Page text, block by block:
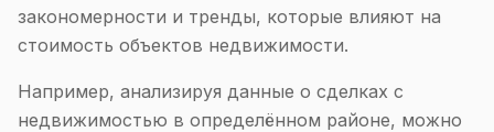
закономерности и тренды, которые влияют на
стоимость объектов недвижимости.
Например, анализируя данные о сделках с
недвижимостью в определённом районе, можно